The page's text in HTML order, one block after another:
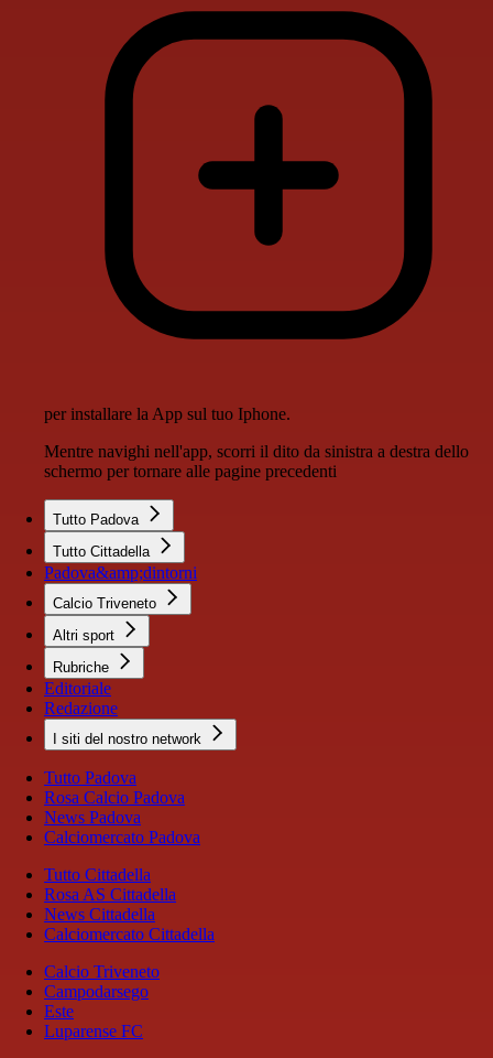
per installare la App sul tuo Iphone.
Mentre navighi nell'app, scorri il dito da sinistra a destra dello
schermo per tornare alle pagine precedenti
Tutto Padova
Tutto Cittadella
Padova&amp;dintorni
Calcio Triveneto
Altri sport
Rubriche
Editoriale
Redazione
I siti del nostro network
Tutto Padova
Rosa Calcio Padova
News Padova
Calciomercato Padova
Tutto Cittadella
Rosa AS Cittadella
News Cittadella
Calciomercato Cittadella
Calcio Triveneto
Campodarsego
Este
Luparense FC